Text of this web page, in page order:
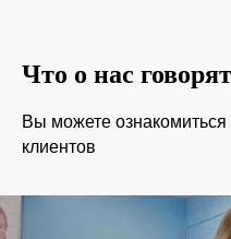
Что о нас
Вы можете
клиентов